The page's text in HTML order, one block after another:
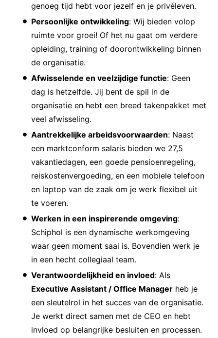
genoeg tijd hebt voor jezelf en je privéleven.
Persoonlijke ontwikkeling: Wij bieden volop
ruimte voor groei! Of het nu gaat om verdere
opleiding, training of doorontwikkeling binnen
de organisatie.
Afwisselende en veelzijdige functie: Geen
dag is hetzelfde. Jij bent de spil in de
organisatie en hebt een breed takenpakket met
veel afwisseling.
Aantrekkelijke arbeidsvoorwaarden: Naast
een marktconform salaris bieden we 27,5
vakantiedagen, een goede pensioenregeling,
reiskostenvergoeding, en een mobiele telefoon
en laptop van de zaak om je werk flexibel uit
te voeren.
Werken in een inspirerende omgeving:
Schiphol is een dynamische werkomgeving
waar geen moment saai is. Bovendien werk je
in een hecht collegiaal team.
Verantwoordelijkheid en invloed: Als
Executive Assistant / Office Manager heb je
een sleutelrol in het succes van de organisatie.
Je werkt direct samen met de CEO en hebt
invloed op belangrijke besluiten en processen.